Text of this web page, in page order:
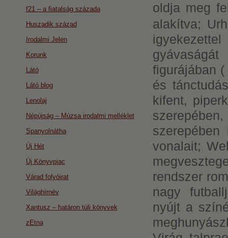
oldja meg
alakítva;
figurájában
és
kifent,
vonalait;
rendszer
nagy
nyújt a
f21 – a fiatalság százada
Huszadik század
Irodalmi Jelen
Korunk
Látó
Látó blog
Lenolaj
Népújság – Múzsa irodalmi melléklet
Spanyolnátha
Új Hét
Új Könyvpiac
Várad folyóirat
Világhírnév
Xantusz – határon túli könyvek
zEtna